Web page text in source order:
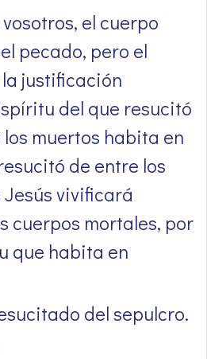
el cuerpo
pecado, pero el
justificación
del que resucitó
muertos habita en
de entre los
vivificará
cuerpos mortales, por
que habita en
del sepulcro.